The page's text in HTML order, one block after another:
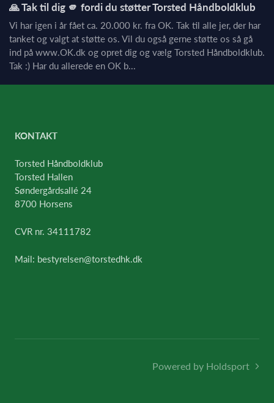
🙏 Tak til dig 🫵 fordi du støtter Torsted Håndboldklub
Vi har igen i år fået ca. 20.000 kr. fra OK. Tak til alle jer, der har
tanket og valgt at støtte os. Vil du også gerne støtte os så gå
ind på www.OK.dk og opret dig og vælg Torsted Håndboldklub.
Tak :) Har du allerede en OK b...
KONTAKT
Torsted Håndboldklub
Torsted Hallen
Søndergårdsallé 24
8700 Horsens
CVR nr. 34111782
Mail: bestyrelsen@torstedhk.dk
Powered by Holdsport